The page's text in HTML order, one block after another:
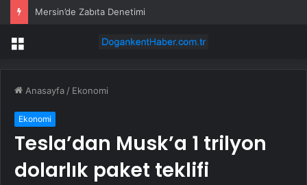
Mersin’de Zabıta Denetimi
Menü
Anasayfa / Ekonomi
Ekonomi
Tesla’dan Musk’a 1 trilyon
dolarlık paket teklifi